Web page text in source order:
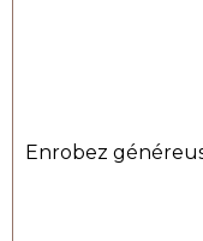
Enrobez